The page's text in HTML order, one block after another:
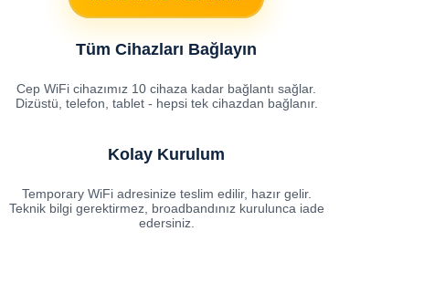
Tüm Cihazları Bağlayın
Cep WiFi cihazımız 10 cihaza kadar bağlantı sağlar.
Dizüstü, telefon, tablet - hepsi tek cihazdan bağlanır.
Kolay Kurulum
Temporary WiFi adresinize teslim edilir, hazır gelir.
Teknik bilgi gerektirmez, broadbandınız kurulunca iade
edersiniz.